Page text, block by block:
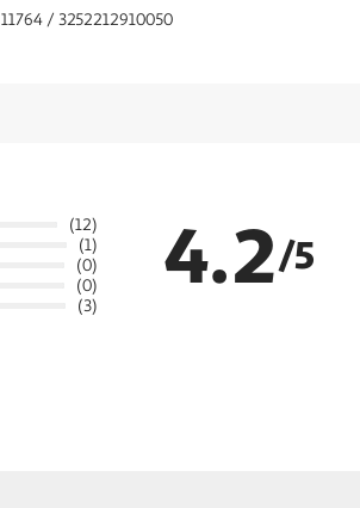
11764 / 3252212910050
(12)
(1)
(0)
(0)
(3)
4.2/5